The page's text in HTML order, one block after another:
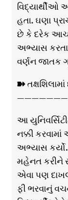
વિદ્યાર્થીઓ
હતા. ઘણા
છે કે દરેક
અભ્યાસ કરતા
વર્ણન જાતક
➽
આ
નક્કી
અભ્યાસ
મહેનત કરીને
એવા પણ
ફી ભરવાનું